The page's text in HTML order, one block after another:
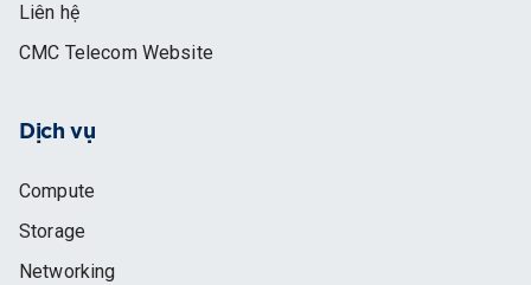
Liên hệ
CMC Telecom Website
Dịch vụ
Compute
Storage
Networking